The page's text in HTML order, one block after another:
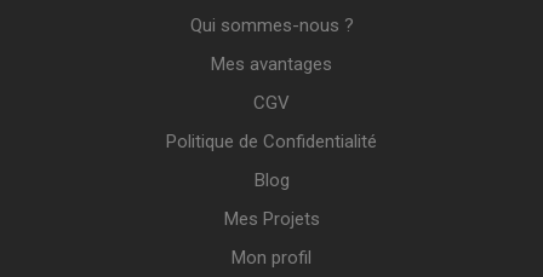
Qui sommes-nous ?
Mes avantages
CGV
Politique de Confidentialité
Blog
Mes Projets
Mon profil